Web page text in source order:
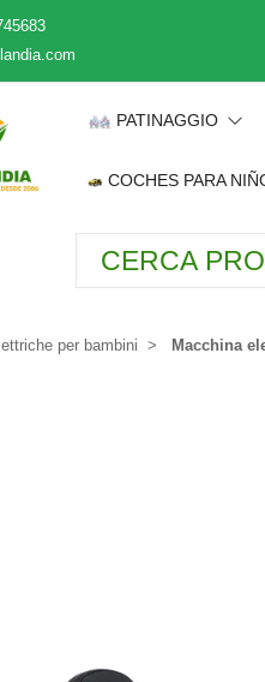
PATINAGGIO
COCHES PARA
per bambini Macchina